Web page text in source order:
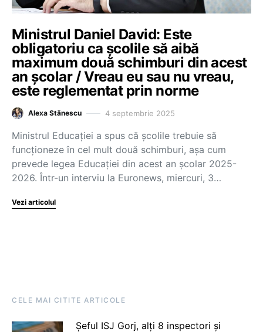
Ministrul Daniel David: Este
obligatoriu ca școlile să aibă
maximum două schimburi din acest
an școlar / Vreau eu sau nu vreau,
este reglementat prin norme
Alexa Stănescu 4 septembrie 2025
Ministrul Educației a spus că școlile trebuie să
funcționeze în cel mult două schimburi, așa cum
prevede legea Educației din acest an școlar 2025-
2026. Într-un interviu la Euronews, miercuri, 3…
Vezi articolul
CELE MAI CITITE ARTICOLE
Șeful ISJ Gorj, alți 8 inspectori și